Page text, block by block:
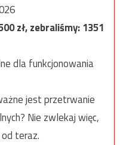
zł, zebraliśmy:1351
dla funkcjonowania
jest przetrwanie
Nie zwlekaj więc,
teraz.